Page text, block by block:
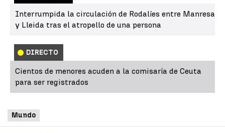
Interrumpida la circulación de Rodalíes entre Manresa
y Lleida tras el atropello de una persona
DIRECTO
Cientos de menores acuden a la comisaría de Ceuta
para ser registrados
Mundo